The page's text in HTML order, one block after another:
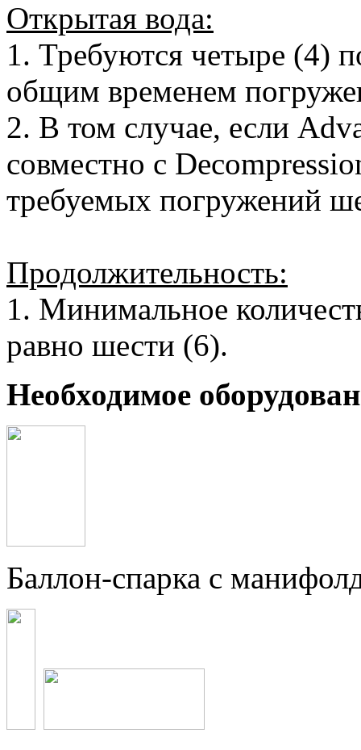
Открытая вода:
1. Требуются четыре (4)
общим временем
2. В том случае, если
совместно с
требуемых погружений
Продолжительность:
1. Минимальное
равно шести (6).
Необходимое
Баллон-спарка с